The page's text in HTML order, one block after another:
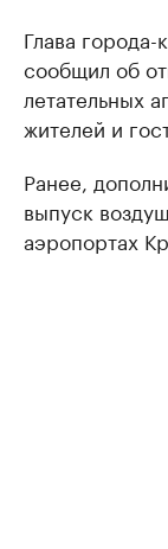
Глава
сообщил об
летательных
жителей и
Ранее,
выпуск
аэропортах